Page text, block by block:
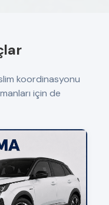
koordinasyonu
için de